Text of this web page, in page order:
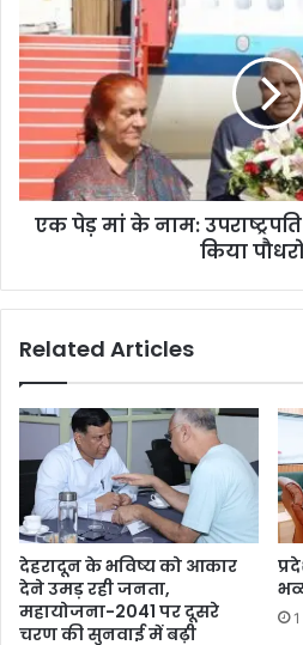
एक पेड़ मां के नाम:
किया
Related Articles
देहरादून के भविष्य को आकार
देने उमड़ रही जनता,
महायोजना-2041 पर दूसरे
चरण की सुनवाई में बढ़ी